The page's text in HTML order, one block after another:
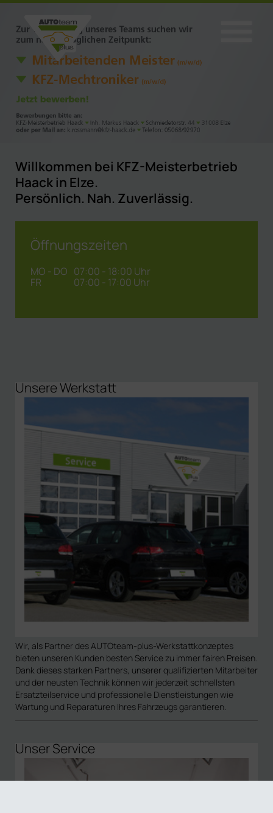
Willkommen bei KFZ-Meisterbetrieb
Haack in Elze.
Persönlich. Nah. Zuverlässig.
Öffnungszeiten
MO - DO 07:00 - 18:00 Uhr
FR
07:00 - 17:00 Uhr
Unsere Werkstatt
Wir, als Partner des AUTOteam-plus-Werkstattkonzeptes
bieten unseren Kunden besten Service zu immer fairen Preisen.
Dank dieses starken Partners, unserer qualifizierten Mitarbeiter
und der neusten Technik können wir jederzeit schnellsten
Ersatzteilservice und professionelle Dienstleistungen wie
Wartung und Reparaturen Ihres Fahrzeugs garantieren.
Unser Service